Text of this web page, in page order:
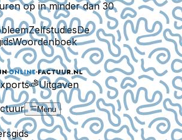
op in minder dan 30
ZelfstudiesDe
Woordenboek
Uitgaven
Menu